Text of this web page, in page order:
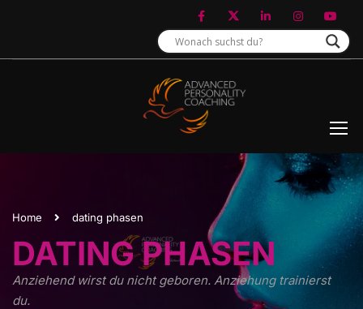
Home dating phasen
DATING PHASEN
Anziehend wirst du nicht geboren. Anziehung trainierst
du.